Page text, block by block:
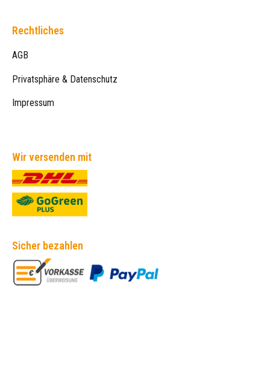
Rechtliches
AGB
Privatsphäre & Datenschutz
Impressum
Wir versenden mit
Sicher bezahlen